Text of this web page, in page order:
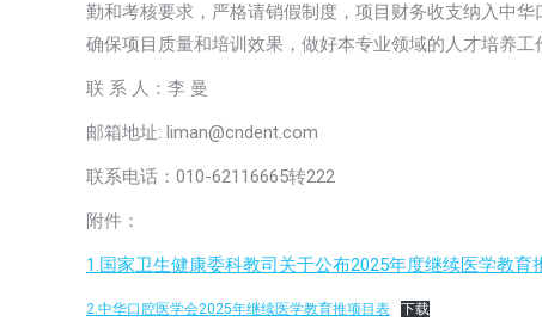
勤和考核要求，严格请销假制度，项目财务收支纳入中
确保项目质量和培训效果，做好本专业领域的人才培养工
联 系 人：李 曼
邮箱地址: liman@cndent.com
联系电话：010-62116665转222
附件：
1.国家卫生健康委科教司关于公布2025年度继续医学教育
2.中华口腔医学会2025年继续医学教育推项目表 下载